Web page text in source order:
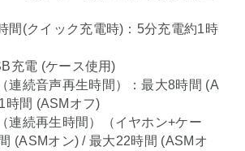
間(クイック充電時)：5分充電約1時
充電 (ケース使用)
連続音声再生時間）：最大8時間 (A
時間 (ASMオフ)
連続再生時間）（イヤホン+ケー
(ASMオン) / 最大22時間 (ASMオ